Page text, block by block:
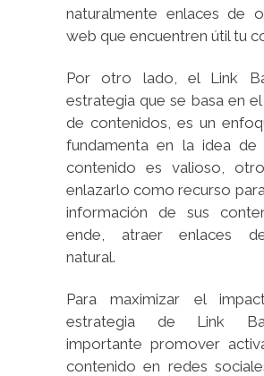
naturalmente enlaces de
web que encuentren útil tu
Por otro lado, el Link
estrategia que se basa en
de contenidos, es un
fundamenta en la idea
contenido es valioso,
enlazarlo como recurso
información de sus
ende, atraer enlaces
natural.
Para maximizar el
estrategia de Link
importante promover
contenido en redes